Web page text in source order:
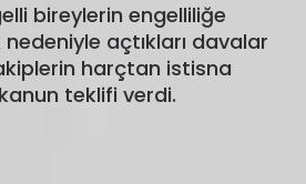
bireylerin engelliliğe
nedeniyle açtıkları davalar
harçtan istisna
teklifi verdi.